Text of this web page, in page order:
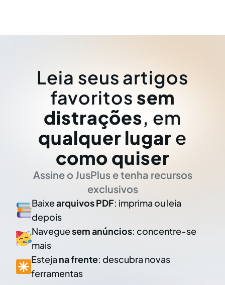
Leia seus artigos
favoritos sem
distrações, em
qualquer lugar e
como quiser
Assine o JusPlus e tenha recursos
exclusivos
Baixearquivos PDF: imprima ou leia
depois
Naveguesem anúncios: concentre-se
mais
Esteja na frente: descubra novas
ferramentas